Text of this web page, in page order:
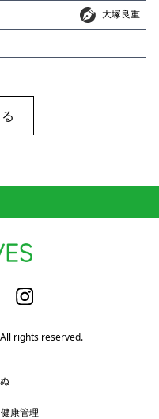
大塚良重
大塚良重
rights reserved.
康管理